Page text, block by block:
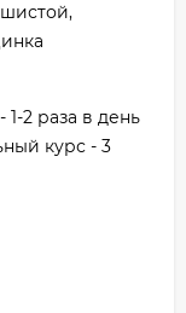
1-2 раза в день
курс - 3